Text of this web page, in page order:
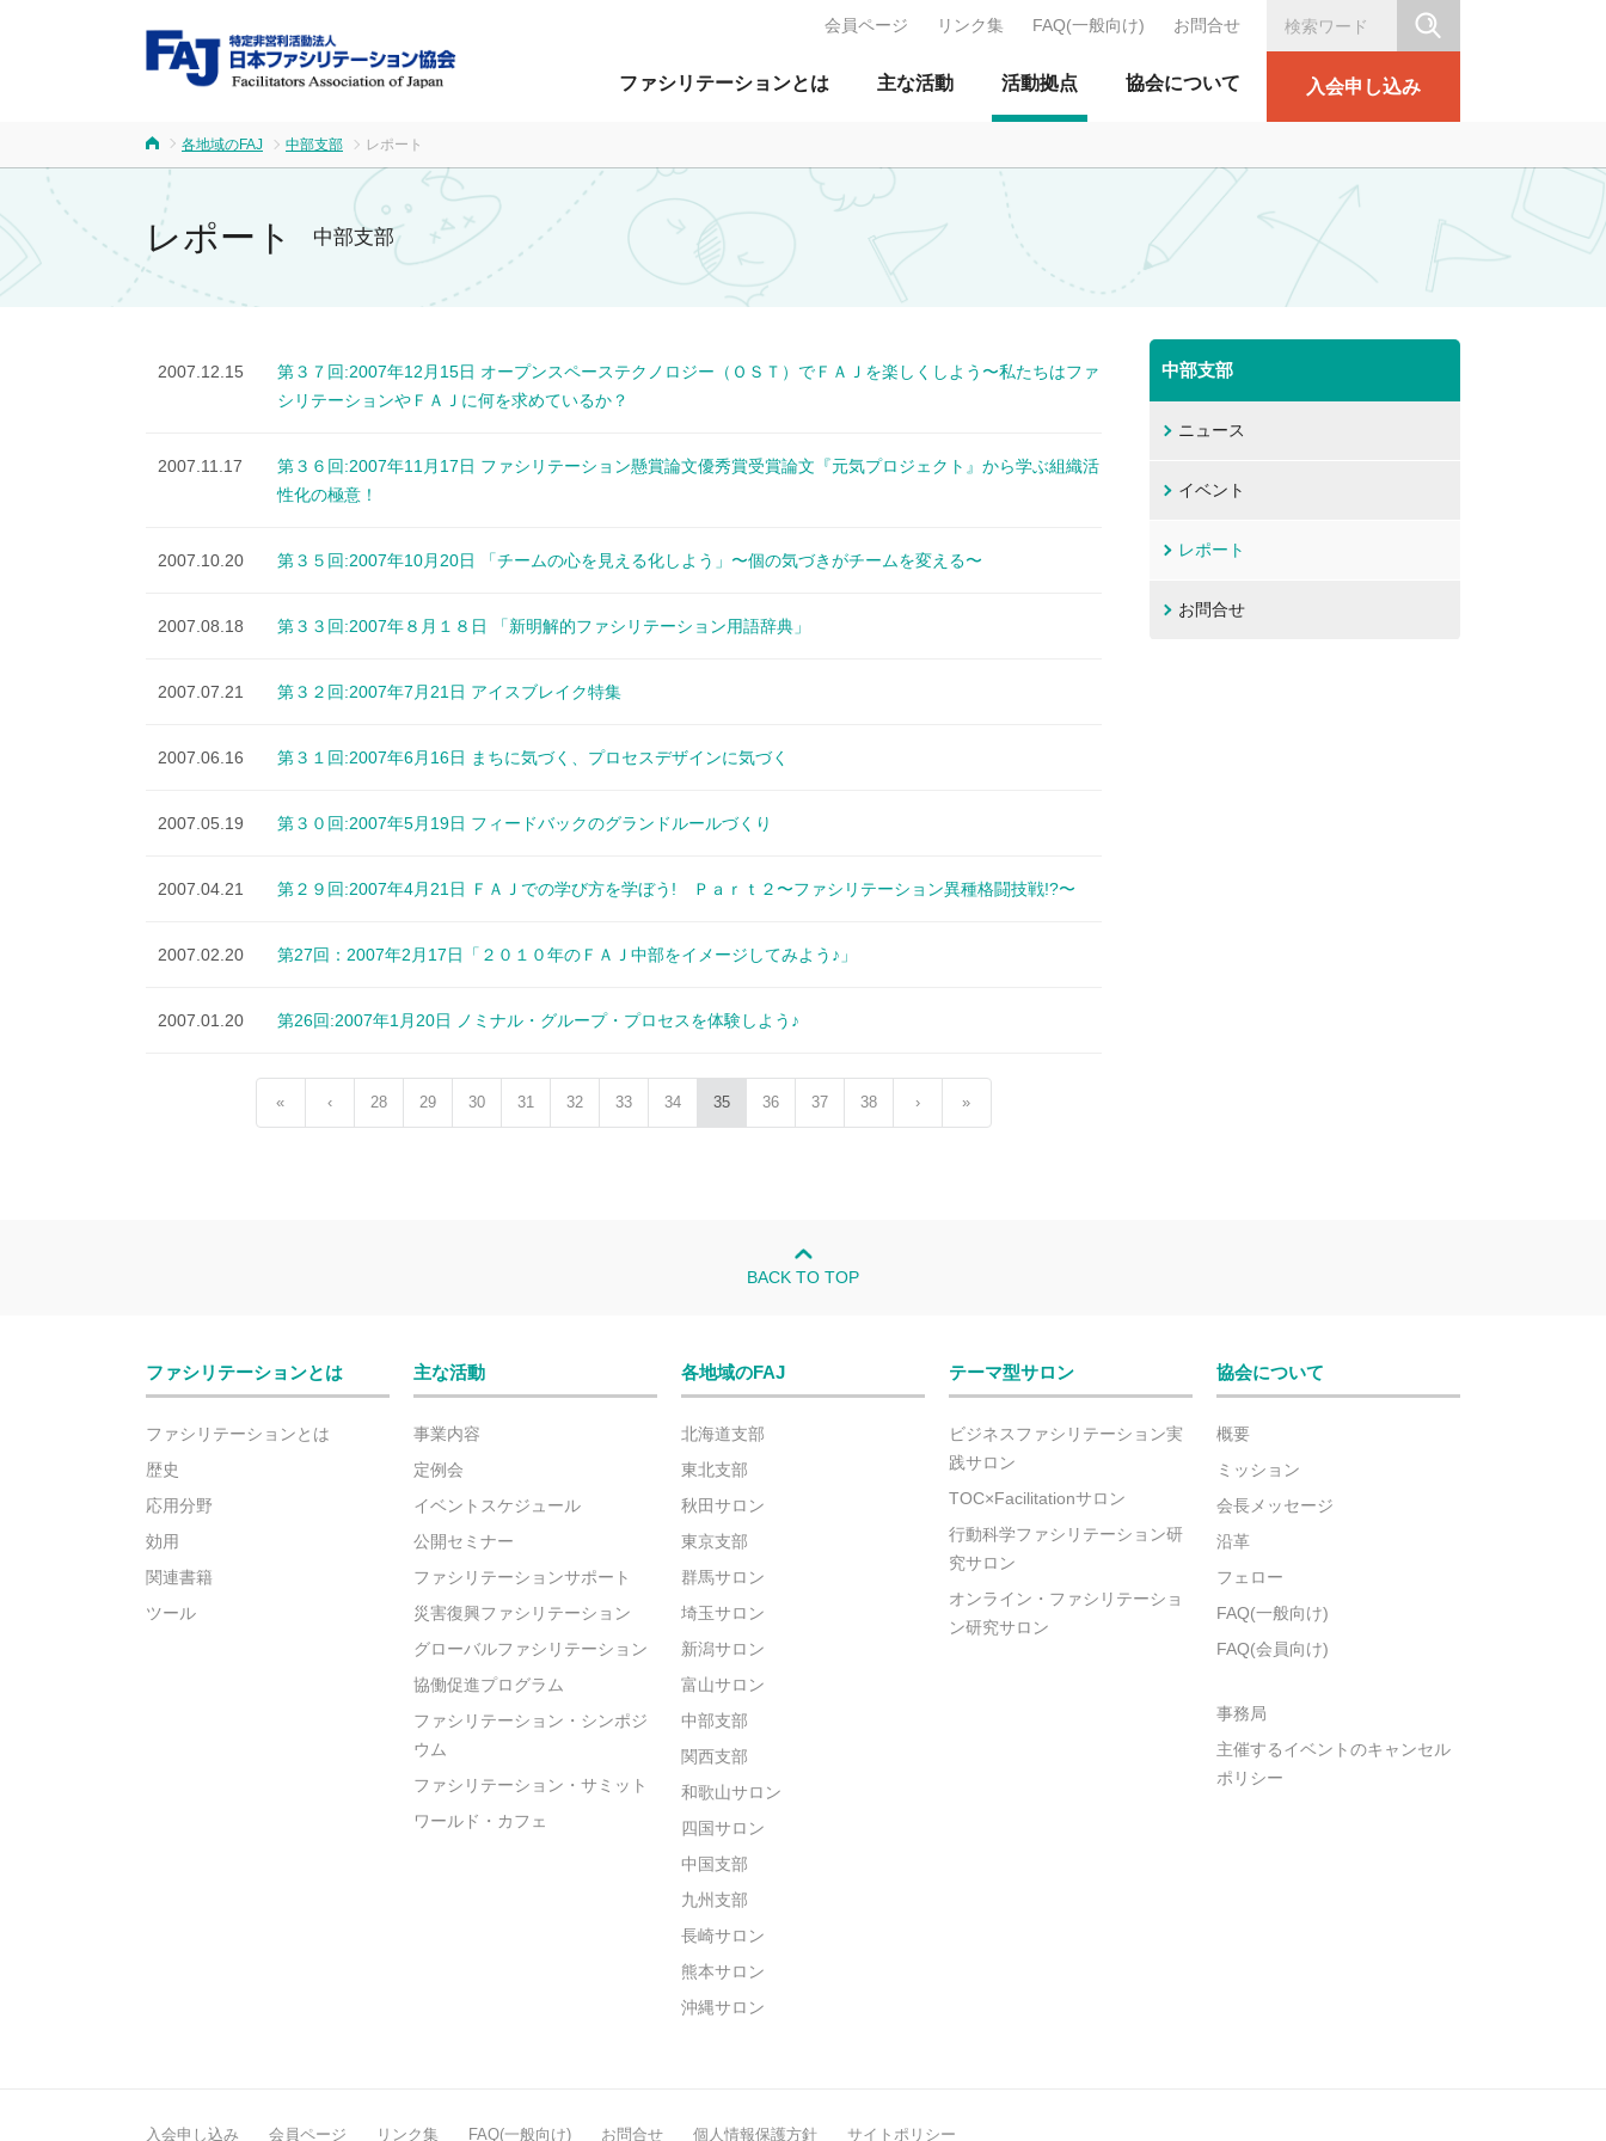
FAJ：特定非営利活動法人 日本ファシリテーション協会
ファシリテーションとは 主な活動 活動拠点 協会について 入会申し込み
会員ページ リンク集 FAQ(一般向け) お問合せ
各地域のFAJ 中部支部 レポート
レポート 中部支部
2007.12.15
第３７回:2007年12月15日 オープンスペーステクノロジー（ＯＳＴ）でＦＡＪを楽しくしよう〜私たちはファ
シリテーションやＦＡＪに何を求めているか？
2007.11.17
第３６回:2007年11月17日 ファシリテーション懸賞論文優秀賞受賞論文『元気プロジェクト』から学ぶ組織活
性化の極意！
2007.10.20 第３５回:2007年10月20日 「チームの心を見える化しよう」〜個の気づきがチームを変える〜
2007.08.18 第３３回:2007年８月１８日 「新明解的ファシリテーション用語辞典」
2007.07.21 第３２回:2007年7月21日 アイスブレイク特集
2007.06.16 第３１回:2007年6月16日 まちに気づく、プロセスデザインに気づく
2007.05.19 第３０回:2007年5月19日 フィードバックのグランドルールづくり
2007.04.21 第２９回:2007年4月21日 ＦＡＪでの学び方を学ぼう! Ｐａｒｔ２〜ファシリテーション異種格闘技戦!?〜
2007.02.20 第27回：2007年2月17日「２０１０年のＦＡＪ中部をイメージしてみよう♪」
2007.01.20 第26回:2007年1月20日 ノミナル・グループ・プロセスを体験しよう♪
« ‹ 28 29 30 31 32 33 34 35 36 37 38 › »
中部支部
ニュース
イベント
レポート
お問合せ
BACK TO TOP
ファシリテーションとは
ファシリテーションとは
歴史
応用分野
効用
関連書籍
ツール
主な活動
事業内容
定例会
イベントスケジュール
公開セミナー
ファシリテーションサポート
災害復興ファシリテーション
グローバルファシリテーション
協働促進プログラム
ファシリテーション・シンポジ
ウム
ファシリテーション・サミット
ワールド・カフェ
各地域のFAJ
北海道支部
東北支部
秋田サロン
東京支部
群馬サロン
埼玉サロン
新潟サロン
富山サロン
中部支部
関西支部
和歌山サロン
四国サロン
中国支部
九州支部
長崎サロン
熊本サロン
沖縄サロン
テーマ型サロン
ビジネスファシリテーション実
践サロン
TOC×Facilitationサロン
行動科学ファシリテーション研
究サロン
オンライン・ファシリテーショ
ン研究サロン
協会について
概要
ミッション
会長メッセージ
沿革
フェロー
FAQ(一般向け)
FAQ(会員向け)
事務局
主催するイベントのキャンセル
ポリシー
入会申し込み 会員ページ リンク集 FAQ(一般向け) お問合せ 個人情報保護方針 サイトポリシー